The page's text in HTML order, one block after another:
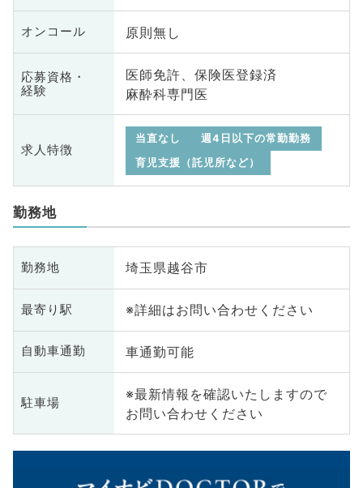
オンコール 原則無し
応募資格・
経験
医師免許、保険医登録済
麻酔科専門医
求人特徴
当直なし
週4日以下の常勤勤務
育児支援（託児所など）
勤務地
勤務地 埼玉県越谷市
最寄り駅 ※詳細はお問い合わせください
自動車通勤 車通勤可能
駐車場
※最新情報を確認いたしますので
お問い合わせください